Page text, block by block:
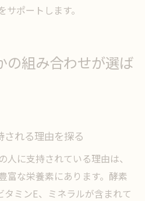
ポートします。
の組み合わせが選ば
される理由を探る
に支持されている理由は、
富な栄養素にあります。酵素
ミンE、ミネラルが含まれて